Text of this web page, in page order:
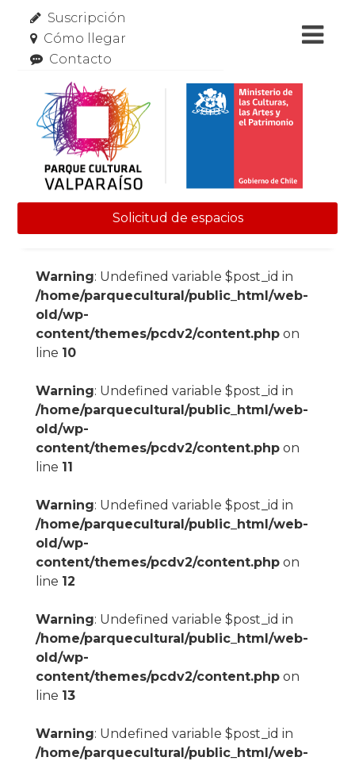
Suscripción
Cómo llegar
Contacto
Solicitud de espacios
Warning: Undefined variable $post_id in
/home/parquecultural/public_html/web-
old/wp-
content/themes/pcdv2/content.phpon
line 10
Warning: Undefined variable $post_id in
/home/parquecultural/public_html/web-
old/wp-
content/themes/pcdv2/content.phpon
line 11
Warning: Undefined variable $post_id in
/home/parquecultural/public_html/web-
old/wp-
content/themes/pcdv2/content.phpon
line 12
Warning: Undefined variable $post_id in
/home/parquecultural/public_html/web-
old/wp-
content/themes/pcdv2/content.phpon
line 13
Warning: Undefined variable $post_id in
/home/parquecultural/public_html/web-